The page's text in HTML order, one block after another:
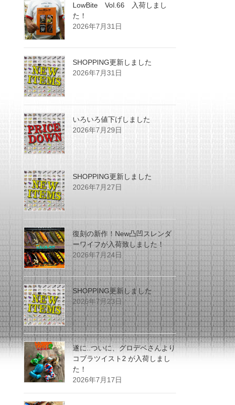
LowBite Vol.66 入荷しまし
た！
2026年7月31日
SHOPPING更新しました
2026年7月31日
いろいろ値下げしました
2026年7月29日
SHOPPING更新しました
2026年7月27日
復刻の新作！New凸凹スレンダ
ーワイフが入荷致しました！
2026年7月24日
SHOPPING更新しました
2026年7月23日
遂に..ついに、グロデベさんより
コブラツイスト2 が入荷しまし
た！
2026年7月17日